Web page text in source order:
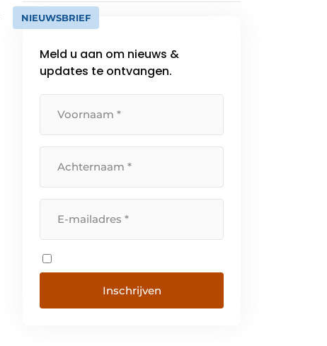
NIEUWSBRIEF
Meld u aan om nieuws &
updates te ontvangen.